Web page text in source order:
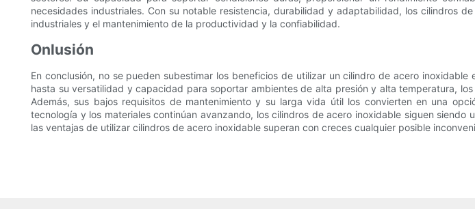
necesidades industriales. Con su notable resistencia, durabilidad y adaptabilidad, los cilindros
industriales y el mantenimiento de la productividad y la confiabilidad.
Onlusión
En conclusión, no se pueden subestimar los beneficios de utilizar un cilindro de acero
hasta su versatilidad y capacidad para soportar ambientes de alta presión y alta temperatura,
Además, sus bajos requisitos de mantenimiento y su larga vida útil los convierten en una
tecnología y los materiales continúan avanzando, los cilindros de acero inoxidable siguen
las ventajas de utilizar cilindros de acero inoxidable superan con creces cualquier posible